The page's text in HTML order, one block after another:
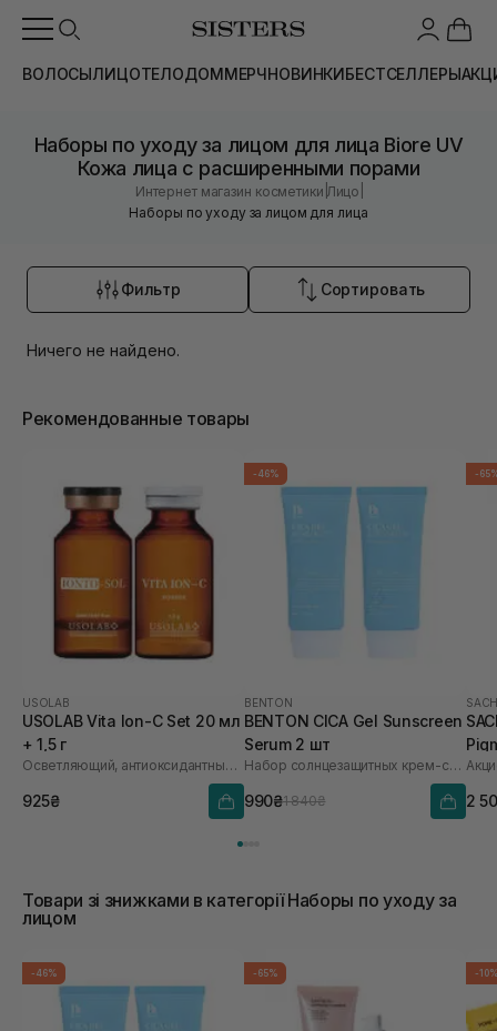
ВОЛОСЫЛИЦОТЕЛОДОММЕРЧНОВИНКИБЕСТСЕЛЛЕРЫ
Наборы по уходу за лицом для лица Biore UV
Кожа лица с расширенными порами
Интернет магазин косметики Лицо
Наборы по уходу за лицом для лица
Фильтр Сортировать
Ничего не найдено.
Рекомендованные товары
USOLAB
USOLAB Vita Ion-C Set 20 мл
+ 1,5 г
Осветляющий, антиоксидантный и омолаживающий набор
925₴
-46%
BENTON
BENTON CICA Gel Sunscreen
Serum 2 шт
Набор солнцезащитных крем-сывороток
990₴1 840₴
-
2
Товари зі знижками в категорії Наборы по уходу за
лицом
-46% -65% -